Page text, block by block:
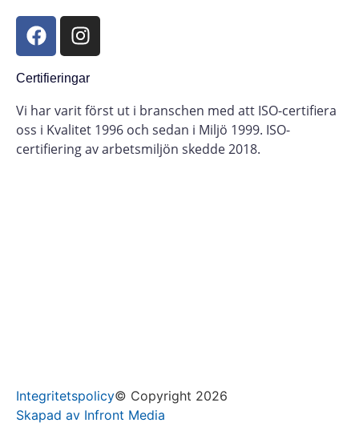
Certifieringar
Vi har varit först ut i branschen med att ISO-certifiera
oss i Kvalitet 1996 och sedan i Miljö 1999. ISO-
certifiering av arbetsmiljön skedde 2018.
Integritetspolicy© Copyright 2026
Skapad av Infront Media